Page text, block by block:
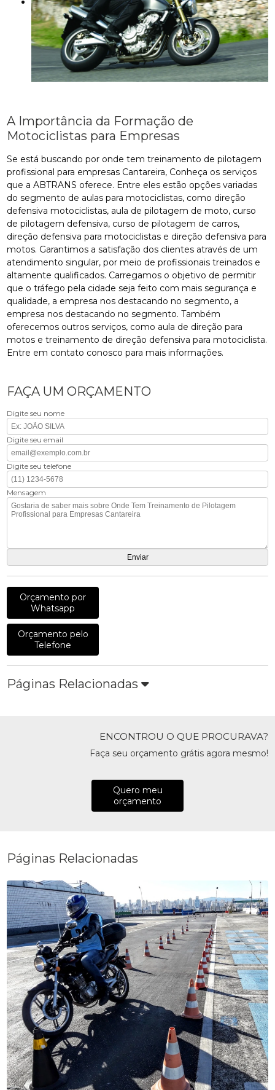
A Importância da Formação de
Motociclistas para Empresas
Se está buscando por onde tem treinamento de pilotagem
profissional para empresas Cantareira, Conheça os serviços
que a ABTRANS oferece. Entre eles estão opções variadas
do segmento de aulas para motociclistas, como direção
defensiva motociclistas, aula de pilotagem de moto, curso
de pilotagem defensiva, curso de pilotagem de carros,
direção defensiva para motociclistas e direção defensiva para
motos. Garantimos a satisfação dos clientes através de um
atendimento singular, por meio de profissionais treinados e
altamente qualificados. Carregamos o objetivo de permitir
que o tráfego pela cidade seja feito com mais segurança e
qualidade, a empresa nos destacando no segmento, a
empresa nos destacando no segmento. Também
oferecemos outros serviços, como aula de direção para
motos e treinamento de direção defensiva para motociclista.
Entre em contato conosco para mais informações.
FAÇA UM ORÇAMENTO
Digite seu nome
Digite seu email
Digite seu telefone
Mensagem
Orçamento por
Whatsapp
Orçamento pelo
Telefone
Páginas Relacionadas
ENCONTROU O QUE PROCURAVA?
Faça seu orçamento grátis agora mesmo!
Quero meu
orçamento
Páginas Relacionadas